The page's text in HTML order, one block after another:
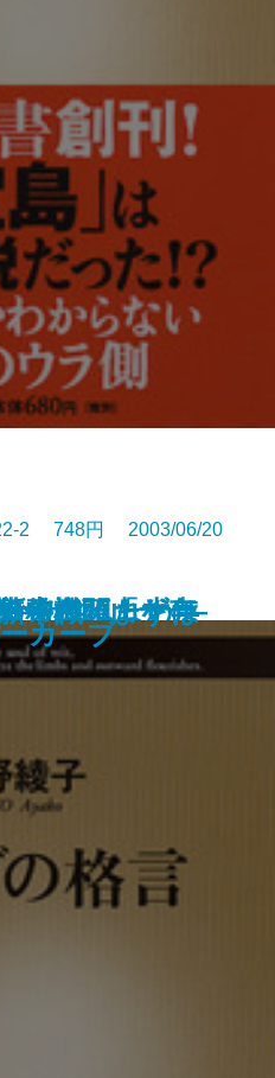
失われた十年
せやしょう―
せりふ―
務機関「ヤ
―白頭山を売
界の名作
2 748円 2003/06/20
新常識 まずは
カーブ